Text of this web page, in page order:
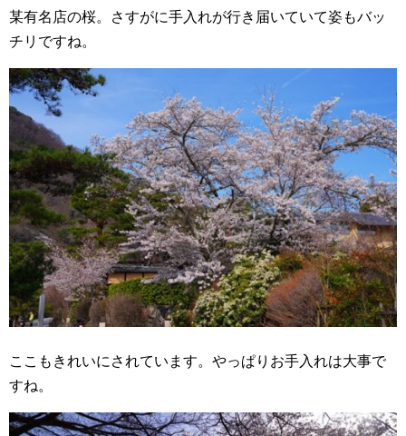
某有名店の桜。さすがに手入れが行き届いていて姿もバッ
チリですね。
ここもきれいにされています。やっぱりお手入れは大事で
すね。